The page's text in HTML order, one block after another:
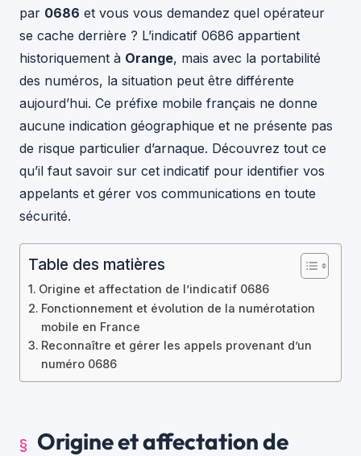
par 0686 et vous vous demandez quel opérateur
se cache derrière ? L’indicatif 0686 appartient
historiquement à Orange, mais avec la portabilité
des numéros, la situation peut être différente
aujourd’hui. Ce préfixe mobile français ne donne
aucune indication géographique et ne présente pas
de risque particulier d’arnaque. Découvrez tout ce
qu’il faut savoir sur cet indicatif pour identifier vos
appelants et gérer vos communications en toute
sécurité.
Table des matières
Origine et affectation de l’indicatif 0686
Fonctionnement et évolution de la numérotation
mobile en France
Reconnaître et gérer les appels provenant d’un
numéro 0686
Origine et affectation de